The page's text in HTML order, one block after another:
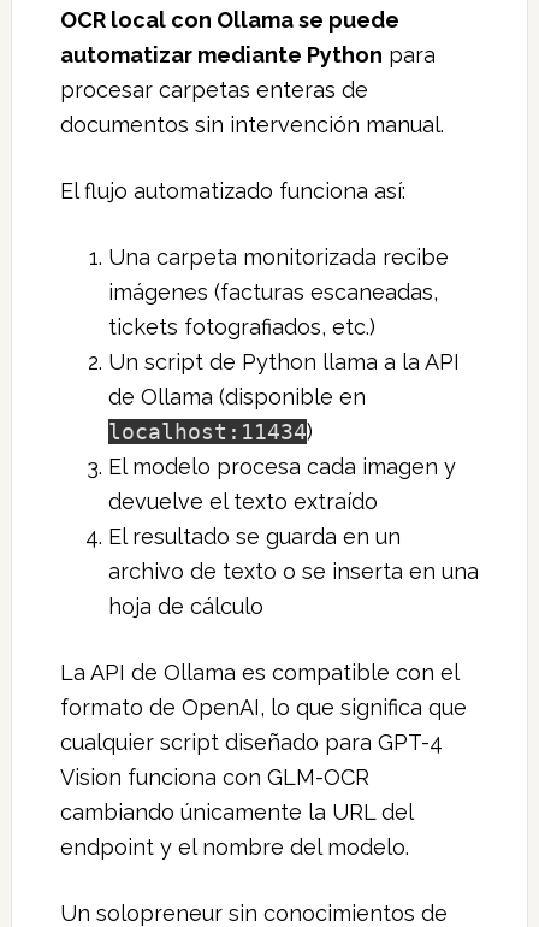
OCR local con Ollama se puede
automatizar mediante Python para
procesar carpetas enteras de
documentos sin intervención manual.
El flujo automatizado funciona así:
Una carpeta monitorizada recibe
imágenes (facturas escaneadas,
tickets fotografiados, etc.)
Un script de Python llama a la API
de Ollama (disponible en
localhost:11434)
El modelo procesa cada imagen y
devuelve el texto extraído
El resultado se guarda en un
archivo de texto o se inserta en una
hoja de cálculo
La API de Ollama es compatible con el
formato de OpenAI, lo que significa que
cualquier script diseñado para GPT-4
Vision funciona con GLM-OCR
cambiando únicamente la URL del
endpoint y el nombre del modelo.
Un solopreneur sin conocimientos de